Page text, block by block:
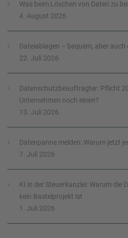
Was beim Löschen von Daten zu
4. August 2026
Dateiablagen – bequem, aber auch
22. Juli 2026
Datenschutzbeauftragter: Pflicht
Unternehmen noch einen?
13. Juli 2026
Datenpanne melden: Warum jetzt
7. Juli 2026
KI in der Steuerkanzlei: Warum die
kein Bastelprojekt ist
1. Juli 2026